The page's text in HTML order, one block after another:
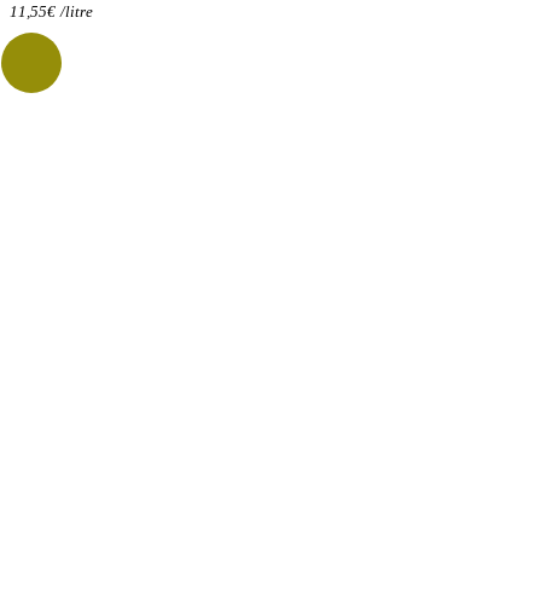
11,55€ /litre